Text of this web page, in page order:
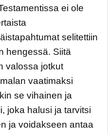
ei ole
selitettiin
hengessä. Siitä
valossa jotkut
vaatimaksi
se vihainen ja
joka halusi ja tarvitsi
ja voidakseen antaa